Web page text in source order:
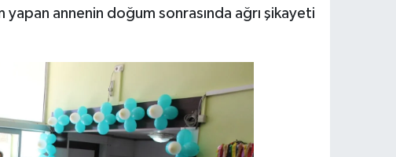
annenin doğum sonrasında ağrı şikayeti